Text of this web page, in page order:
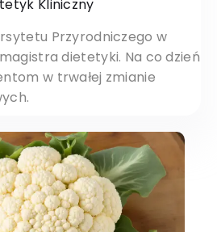
Kliniczny
Przyrodniczego w
dietetyki. Na co dzień
w trwałej zmianie